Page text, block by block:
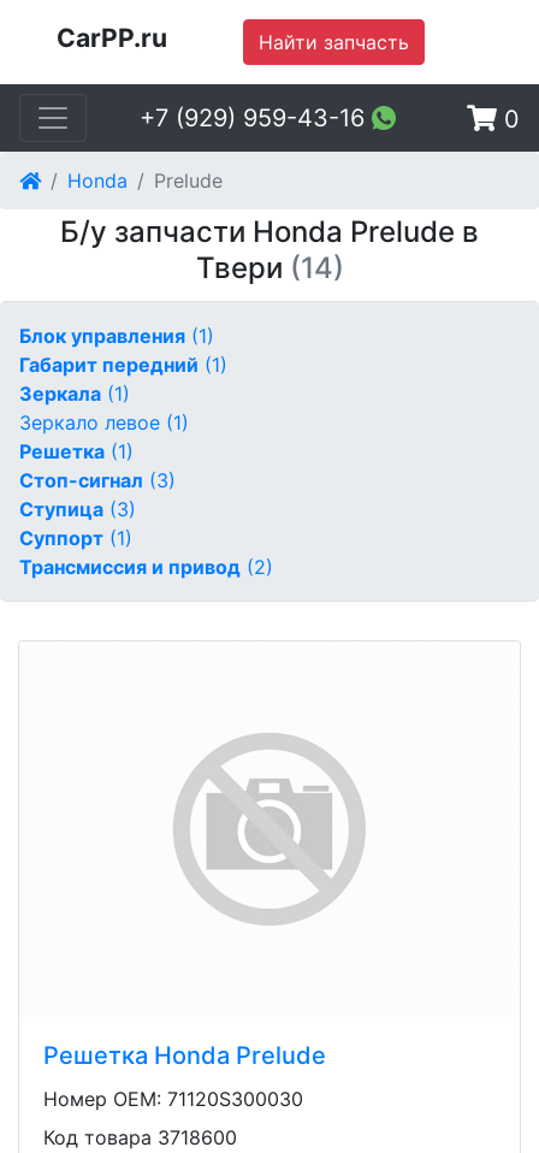
CarPP.ru Найти запчасть
+7 (929) 959-43-16 0
Honda Prelude
Б/у запчасти Honda Prelude в
Твери (14)
Блок управления (1)
Габарит передний (1)
Зеркала (1)
Зеркало левое (1)
Решетка (1)
Стоп-сигнал (3)
Ступица (3)
Суппорт (1)
Трансмиссия и привод (2)
Решетка Honda Prelude
Номер OEM: 71120S300030
Код товара 3718600